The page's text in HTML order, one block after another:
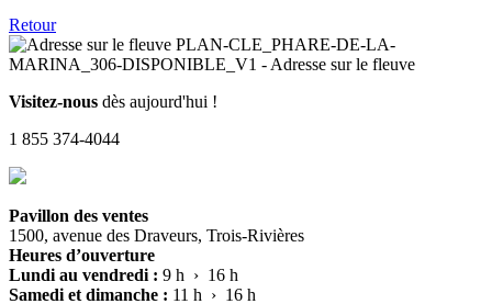
Retour
Visitez-nous dès aujourd'hui !
1 855 374-4044
Pavillon des ventes
1500, avenue des Draveurs, Trois-Rivières
Heures d’ouverture
Lundi au vendredi : 9 h › 16 h
Samedi et dimanche : 11 h › 16 h